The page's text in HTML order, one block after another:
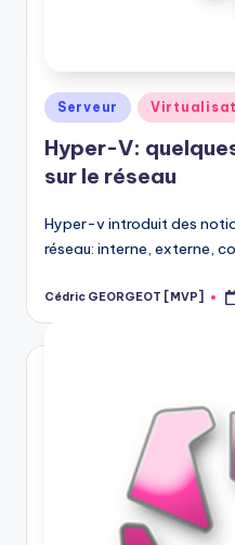
Posted
in
Serveur
Hyper-V:
sur le réseau
Hyper-v introduit des
réseau: interne, externe,
Posted
Cédric GEORGEOT [MVP]